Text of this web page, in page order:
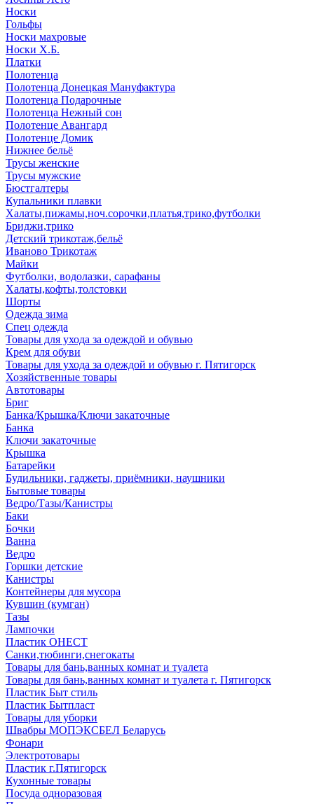
Носки
Гольфы
Носки махровые
Носки Х.Б.
Платки
Полотенца
Полотенца Донецкая Мануфактура
Полотенца Подарочные
Полотенца Нежный сон
Полотенце Авангард
Полотенце Домик
Нижнее бельё
Трусы женские
Трусы мужские
Бюстгалтеры
Купальники плавки
Халаты,пижамы,ноч.сорочки,платья,трико,футболки
Бриджи,трико
Детский трикотаж,бельё
Иваново Трикотаж
Майки
Футболки, водолазки, сарафаны
Халаты,кофты,толстовки
Шорты
Одежда зима
Спец одежда
Товары для ухода за одеждой и обувью
Крем для обуви
Товары для ухода за одеждой и обувью г. Пятигорск
Хозяйственные товары
Автотовары
Бриг
Банка/Крышка/Ключи закаточные
Банка
Ключи закаточные
Крышка
Батарейки
Будильники, гаджеты, приёмники, наушники
Бытовые товары
Ведро/Тазы/Канистры
Баки
Бочки
Ванна
Ведро
Горшки детские
Канистры
Контейнеры для мусора
Кувшин (кумган)
Тазы
Лампочки
Пластик ОНЕСТ
Санки,тюбинги,снегокаты
Товары для бань,ванных комнат и туалета
Товары для бань,ванных комнат и туалета г. Пятигорск
Пластик Быт стиль
Пластик Бытпласт
Товары для уборки
Швабры МОПЭКСБЕЛ Беларусь
Фонари
Электротовары
Пластик г.Пятигорск
Кухонные товары
Посуда одноразовая